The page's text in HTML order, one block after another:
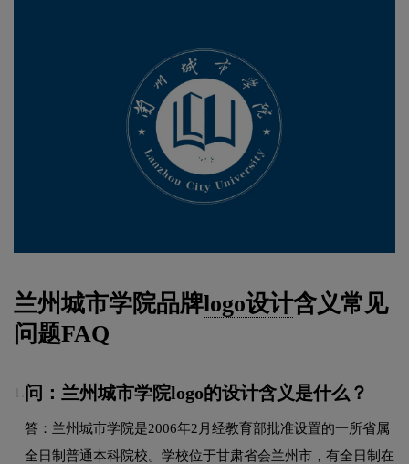
兰州城市学院品牌logo设计含义常见
问题FAQ
问：兰州城市学院logo的设计含义是什么？
答：兰州城市学院是2006年2月经教育部批准设置的一所省属
全日制普通本科院校。学校位于甘肃省会兰州市，有全日制在